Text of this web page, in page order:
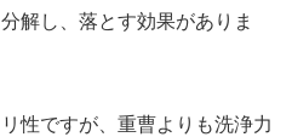
解し、落とす効果がありま
性ですが、重曹よりも洗浄力